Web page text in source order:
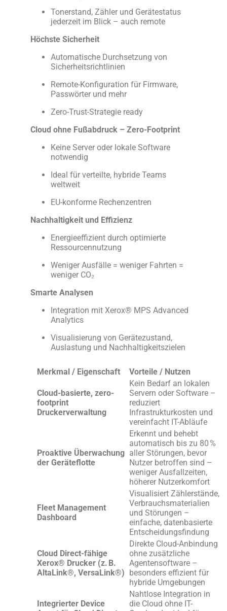
Tonerstand, Zähler und Gerätestatus
jederzeit im Blick – auch remote
Höchste Sicherheit
Automatische Durchsetzung von
Sicherheitsrichtlinien
Remote-Konfiguration für Firmware,
Passwörter und mehr
Zero-Trust-Strategie ready
Cloud ohne Fußabdruck – Zero-Footprint
Keine Server oder lokale Software
notwendig
Ideal für verteilte, hybride Teams
weltweit
EU-konforme Rechenzentren
Nachhaltigkeit und Effizienz
Energieeffizient durch optimierte
Ressourcennutzung
Weniger Ausfälle = weniger Fahrten =
weniger CO₂
Smarte Analysen
Integration mit Xerox® MPS Advanced
Analytics
Visualisierung von Gerätezustand,
Auslastung und Nachhaltigkeitszielen
Merkmal / Eigenschaft Vorteile / Nutzen
Cloud-basierte, zero-
footprint
Druckerverwaltung
Kein Bedarf an lokalen
Servern oder Software –
reduziert
Infrastrukturkosten und
vereinfacht IT-Abläufe
Proaktive Überwachung
der Geräteflotte
Erkennt und behebt
automatisch bis zu 80 %
aller Störungen, bevor
Nutzer betroffen sind –
weniger Ausfallzeiten,
höherer Nutzerkomfort
Fleet Management
Dashboard
Visualisiert Zählerstände,
Verbrauchsmaterialien
und Störungen –
einfache, datenbasierte
Entscheidungsfindung
Cloud Direct-fähige
Xerox® Drucker (z. B.
AltaLink®, VersaLink®)
Direkte Cloud-Anbindung
ohne zusätzliche
Agentensoftware –
besonders effizient für
hybride Umgebungen
Integrierter Device
Nahtlose Integration in
die Cloud ohne IT-